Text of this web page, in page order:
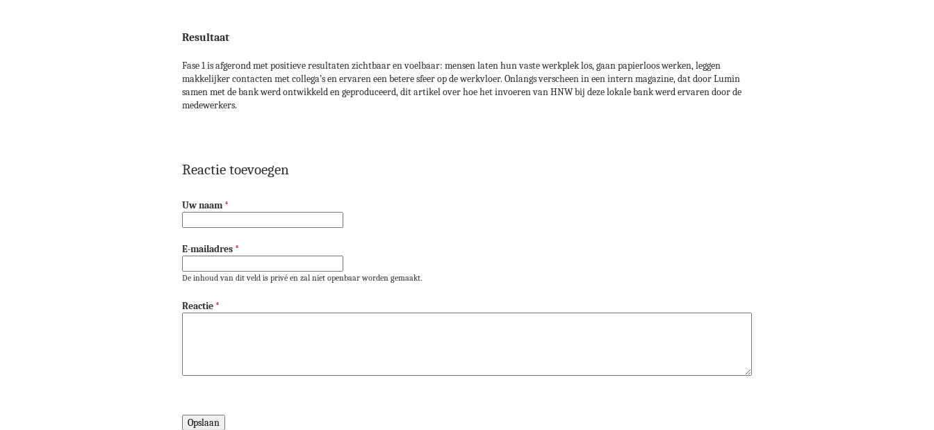
Resul​taat
Fase 1 is afgerond met positieve resultaten zichtbaar en voelbaar: mensen laten hun vaste werkplek los, gaan papierloos werken, leggen
makkelijker contacten met collega’s en ervaren een betere sfeer op de werkvloer. Onlangs verscheen in een intern magazine, dat door Lumin
samen met de bank werd ontwikkeld en geproduceerd, dit artikel over hoe het invoeren van HNW bij deze lokale bank werd ervaren door de
medewerkers.
Reactie toevoegen
Uw naam*
E-mailadres *
De inhoud van dit veld is privé en zal niet openbaar worden gemaakt.
Reactie *